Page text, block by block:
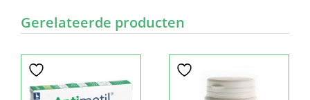
Gerelateerde producten